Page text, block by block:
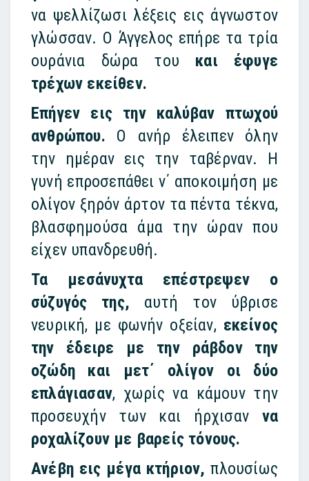
να ψελλίζωσι λέξεις εις άγνωστον
γλώσσαν. Ο Άγγελος επήρε τα τρία
ουράνια δώρα του και έφυγε
τρέχων εκείθεν.
Επήγεν εις την καλύβαν πτωχού
ανθρώπου. Ο ανήρ έλειπεν όλην
την ημέραν εις την ταβέρναν. Η
γυνή επροσεπάθει ν΄ αποκοιμήση με
ολίγον ξηρόν άρτον τα πέντα τέκνα,
βλασφημούσα άμα την ώραν που
είχεν υπανδρευθή.
Τα μεσάνυχτα επέστρεψεν ο
σύζυγός της, αυτή τον ύβρισε
νευρική, με φωνήν οξείαν, εκείνος
την έδειρε με την ράβδον την
οζώδη και μετ΄ ολίγον οι δύο
επλάγιασαν, χωρίς να κάμουν την
προσευχήν των και ήρχισαν να
ροχαλίζουν με βαρείς τόνους.
Ανέβη εις μέγα κτήριον, πλουσίως